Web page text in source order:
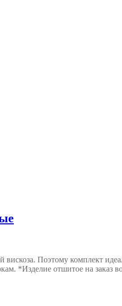
Поэтому комплект
*Изделие отшитое на заказ